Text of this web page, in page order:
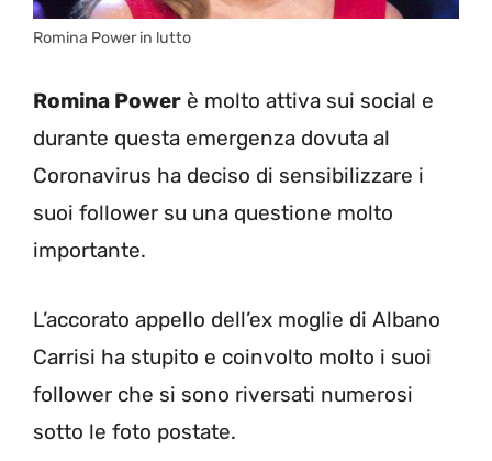
Romina Power in lutto
Romina Power è molto attiva sui social e
durante questa emergenza dovuta al
Coronavirus ha deciso di sensibilizzare i
suoi follower su una questione molto
importante.
L’accorato appello dell’ex moglie di Albano
Carrisi ha stupito e coinvolto molto i suoi
follower che si sono riversati numerosi
sotto le foto postate.